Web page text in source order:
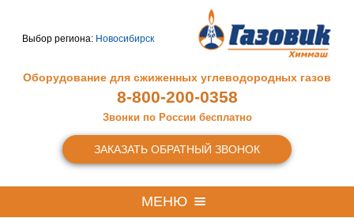
Выбор региона: Новосибирск
Оборудование для сжиженных углеводородных газов
8-800-200-0358
Звонки по России бесплатно
ЗАКАЗАТЬ ОБРАТНЫЙ ЗВОНОК
МЕНЮ